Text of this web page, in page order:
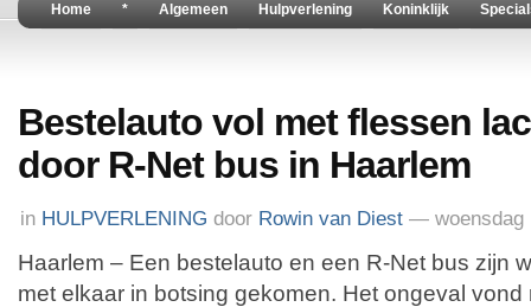
Home * Algemeen Hulpverlening Koninklijk
Bestelauto vol met flessen
door R-Net bus in Haarlem
in HULPVERLENING door Rowin van Diest — woensdag
Haarlem – Een bestelauto en een R-Net bus zijn
met elkaar in botsing gekomen. Het ongeval vond